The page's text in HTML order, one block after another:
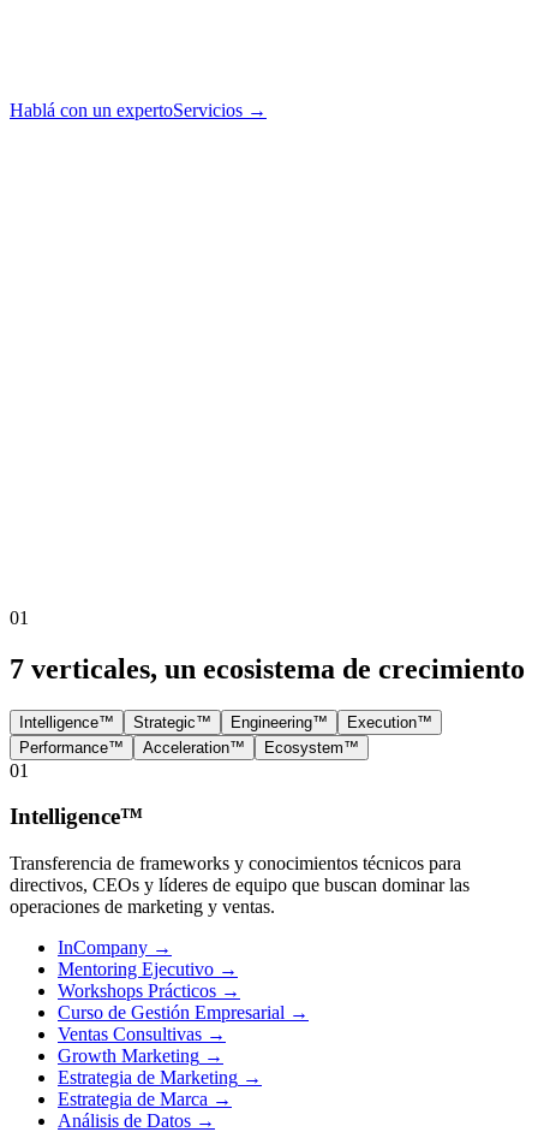
Hablá con un expertoServicios →
01
7 verticales, un ecosistema de crecimiento
Intelligence™ Strategic™ Engineering™
Execution™
Performance™
Acceleration™ Ecosystem™
01
Intelligence™
Transferencia de frameworks y conocimientos técnicos para
directivos, CEOs y líderes de equipo que buscan dominar las
operaciones de marketing y ventas.
InCompany →
Mentoring Ejecutivo →
Workshops Prácticos →
Curso de Gestión Empresarial →
Ventas Consultivas →
Growth Marketing →
Estrategia de Marketing →
Estrategia de Marca →
Análisis de Datos →